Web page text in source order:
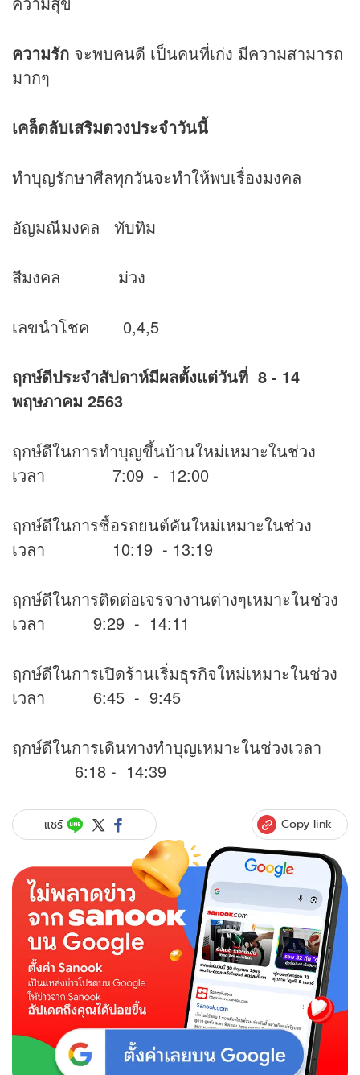
ความรัก จะพบคนดี เป็นคนที่เก่ง มีความสามารถ
มากๆ
เคล็ดลับเสริมดวงประจำวันนี้
ทำบุญรักษาศีลทุกวันจะทำให้พบเรื่องมงคล
อัญมณีมงคล ทับทิม
สีมงคล ม่วง
เลขนำโชค 0,4,5
ฤกษ์ดีประจำสัปดาห์มีผลตั้งแต่วันที่ 8 - 14
พฤษภาคม 2563
ฤกษ์ดีในการทำบุญขึ้นบ้านใหม่เหมาะในช่วง
เวลา 7:09 - 12:00
ฤกษ์ดีในการซื้อรถยนต์คันใหม่เหมาะในช่วง
เวลา 10:19 - 13:19
ฤกษ์ดีในการติดต่อเจรจางานต่างๆเหมาะในช่วง
เวลา 9:29 - 14:11
ฤกษ์ดีในการเปิดร้านเริ่มธุรกิจใหม่เหมาะในช่วง
เวลา 6:45 - 9:45
ฤกษ์ดีในการเดินทางทำบุญเหมาะในช่วงเวลา
6:18 - 14:39
แชร์ Copy link